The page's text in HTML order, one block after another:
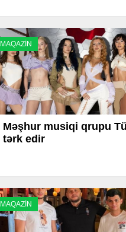
MAQAZİN
Məşhur musiqi qrupu
tərk edir
MAQAZİN